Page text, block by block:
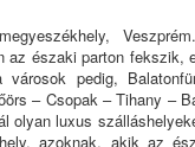
északi parton fekszik,
pedig,
– Csopak – Tihany –
olyan luxus
azoknak, akik az